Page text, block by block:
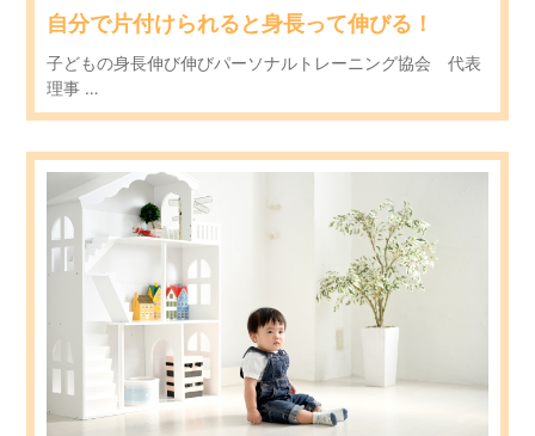
自分で片付けられると身長って伸びる！
子どもの身長伸び伸びパーソナルトレーニング協会 代表
理事 …